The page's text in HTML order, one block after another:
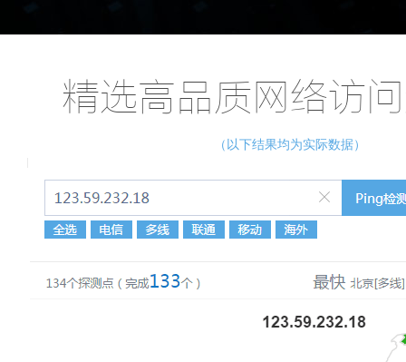
精选高品质网络访
（以下结果均为实际数据）